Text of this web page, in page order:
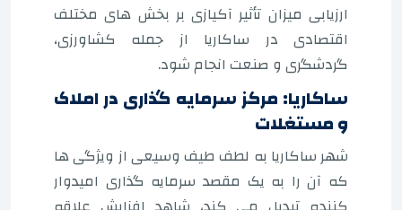
ارزیابی میزان تأثیر آکیازی بر بخش های مختلف
اقتصادی در ساکاریا از جمله کشاورزی،
گردشگری و صنعت انجام شود.
ساکاریا: مرکز سرمایه گذاری در املاک
و مستغلات
شهر ساکاریا به لطف طیف وسیعی از ویژگی ها
که آن را به یک مقصد سرمایه گذاری امیدوار